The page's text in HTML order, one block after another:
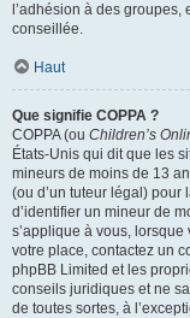
l’adhésion à des groupes,
conseillée.
Haut
Que signifie COPPA ?
COPPA (ou Children’s
États-Unis qui dit que les
mineurs de moins de 13
(ou d’un tuteur légal) pour
d’identifier un mineur de
s’applique à vous,
votre place, contactez un
phpBB Limited et les
conseils juridiques et ne
de toutes sortes, à